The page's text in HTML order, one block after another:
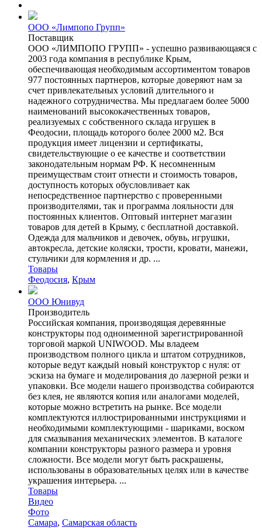
ООО «Лимпопо Групп»
Поставщик
ООО «ЛИМПОПО ГРУПП» - успешно развивающаяся с
2003 года компания в республике Крым,
обеспечивающая необходимым ассортиментом товаров
977 постоянных партнеров, которые доверяют нам за
счет привлекательных условий длительного и
надежного сотрудничества. Мы предлагаем более 5000
наименований высококачественных товаров,
реализуемых с собственного склада игрушек в
Феодосии, площадь которого более 2000 м2. Вся
продукция имеет лицензии и сертификаты,
свидетельствующие о ее качестве и соответствии
законодательным нормам РФ. К несомненным
преимуществам стоит отнести и стоимость товаров,
доступность которых обусловливает как
непосредственное партнерство с проверенными
производителями, так и программа лояльности для
постоянных клиентов. Оптовый интернет магазин
товаров для детей в Крыму, с бесплатной доставкой.
Одежда для мальчиков и девочек, обувь, игрушки,
автокресла, детские коляски, трости, кровати, манежи,
стульчики для кормления и др. ...
Товары
Феодосия, Крым
ООО Юнивуд
Производитель
Российская компания, производящая деревянные
конструкторы под одноименной зарегистрированной
торговой маркой UNIWOOD. Мы владеем
производством полного цикла и штатом сотрудников,
которые ведут каждый новый конструктор с нуля: от
эскиза на бумаге и моделирования до лазерной резки и
упаковки. Все модели нашего производства собираются
без клея, не являются копия или аналогами моделей,
которые можно встретить на рынке. Все модели
комплектуются иллюстрированными инструкциями и
необходимыми комплектующими - шариками, воском
для смазывания механических элементов. В каталоге
компании конструкторы разного размера и уровня
сложности. Все модели могут быть раскрашены,
использованы в образовательных целях или в качестве
украшения интерьера. ...
Товары
Видео
Фото
Самара, Самарская область